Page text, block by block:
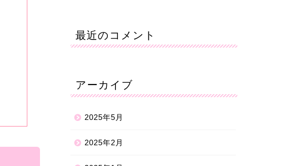
最近のコメント
アーカイブ
2025年5月
2025年2月